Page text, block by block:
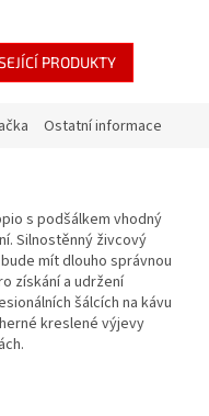
PRODUKTY
Ostatní informace
s podšálkem vhodný
Silnostěnný živcový
mít dlouho správnou
získání a udržení
šálcích na kávu
kreslené výjevy